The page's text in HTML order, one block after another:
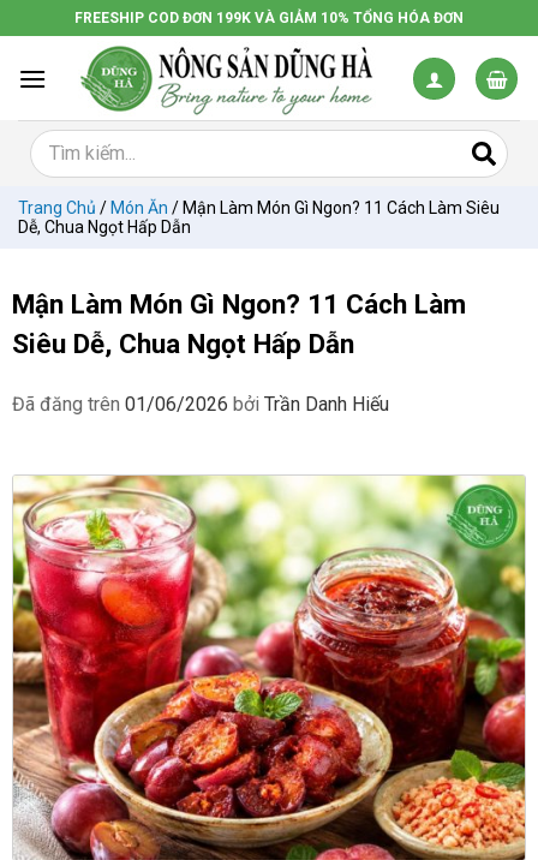
đến
dung
FREESHIP COD ĐƠN 199K VÀ GIẢM 10% TỔNG HÓA ĐƠN
Trang Chủ / Món Ăn / Mận Làm Món Gì Ngon? 11 Cách Làm Siêu
Dễ, Chua Ngọt Hấp Dẫn
Mận Làm Món Gì Ngon? 11 Cách Làm
Siêu Dễ, Chua Ngọt Hấp Dẫn
Đã đăng trên 01/06/2026 bởi Trần Danh Hiếu